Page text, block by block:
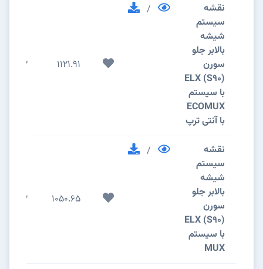
نقشه
سیستم
شیشه
بالابر جلو
سورن
(S90) ELX
با سیستم
ECOMUX
با آنتی ترپ
/
1121.91
2
نقشه
سیستم
شیشه
بالابر جلو
سورن
(S90) ELX
با سیستم
MUX
/
1050.65
2